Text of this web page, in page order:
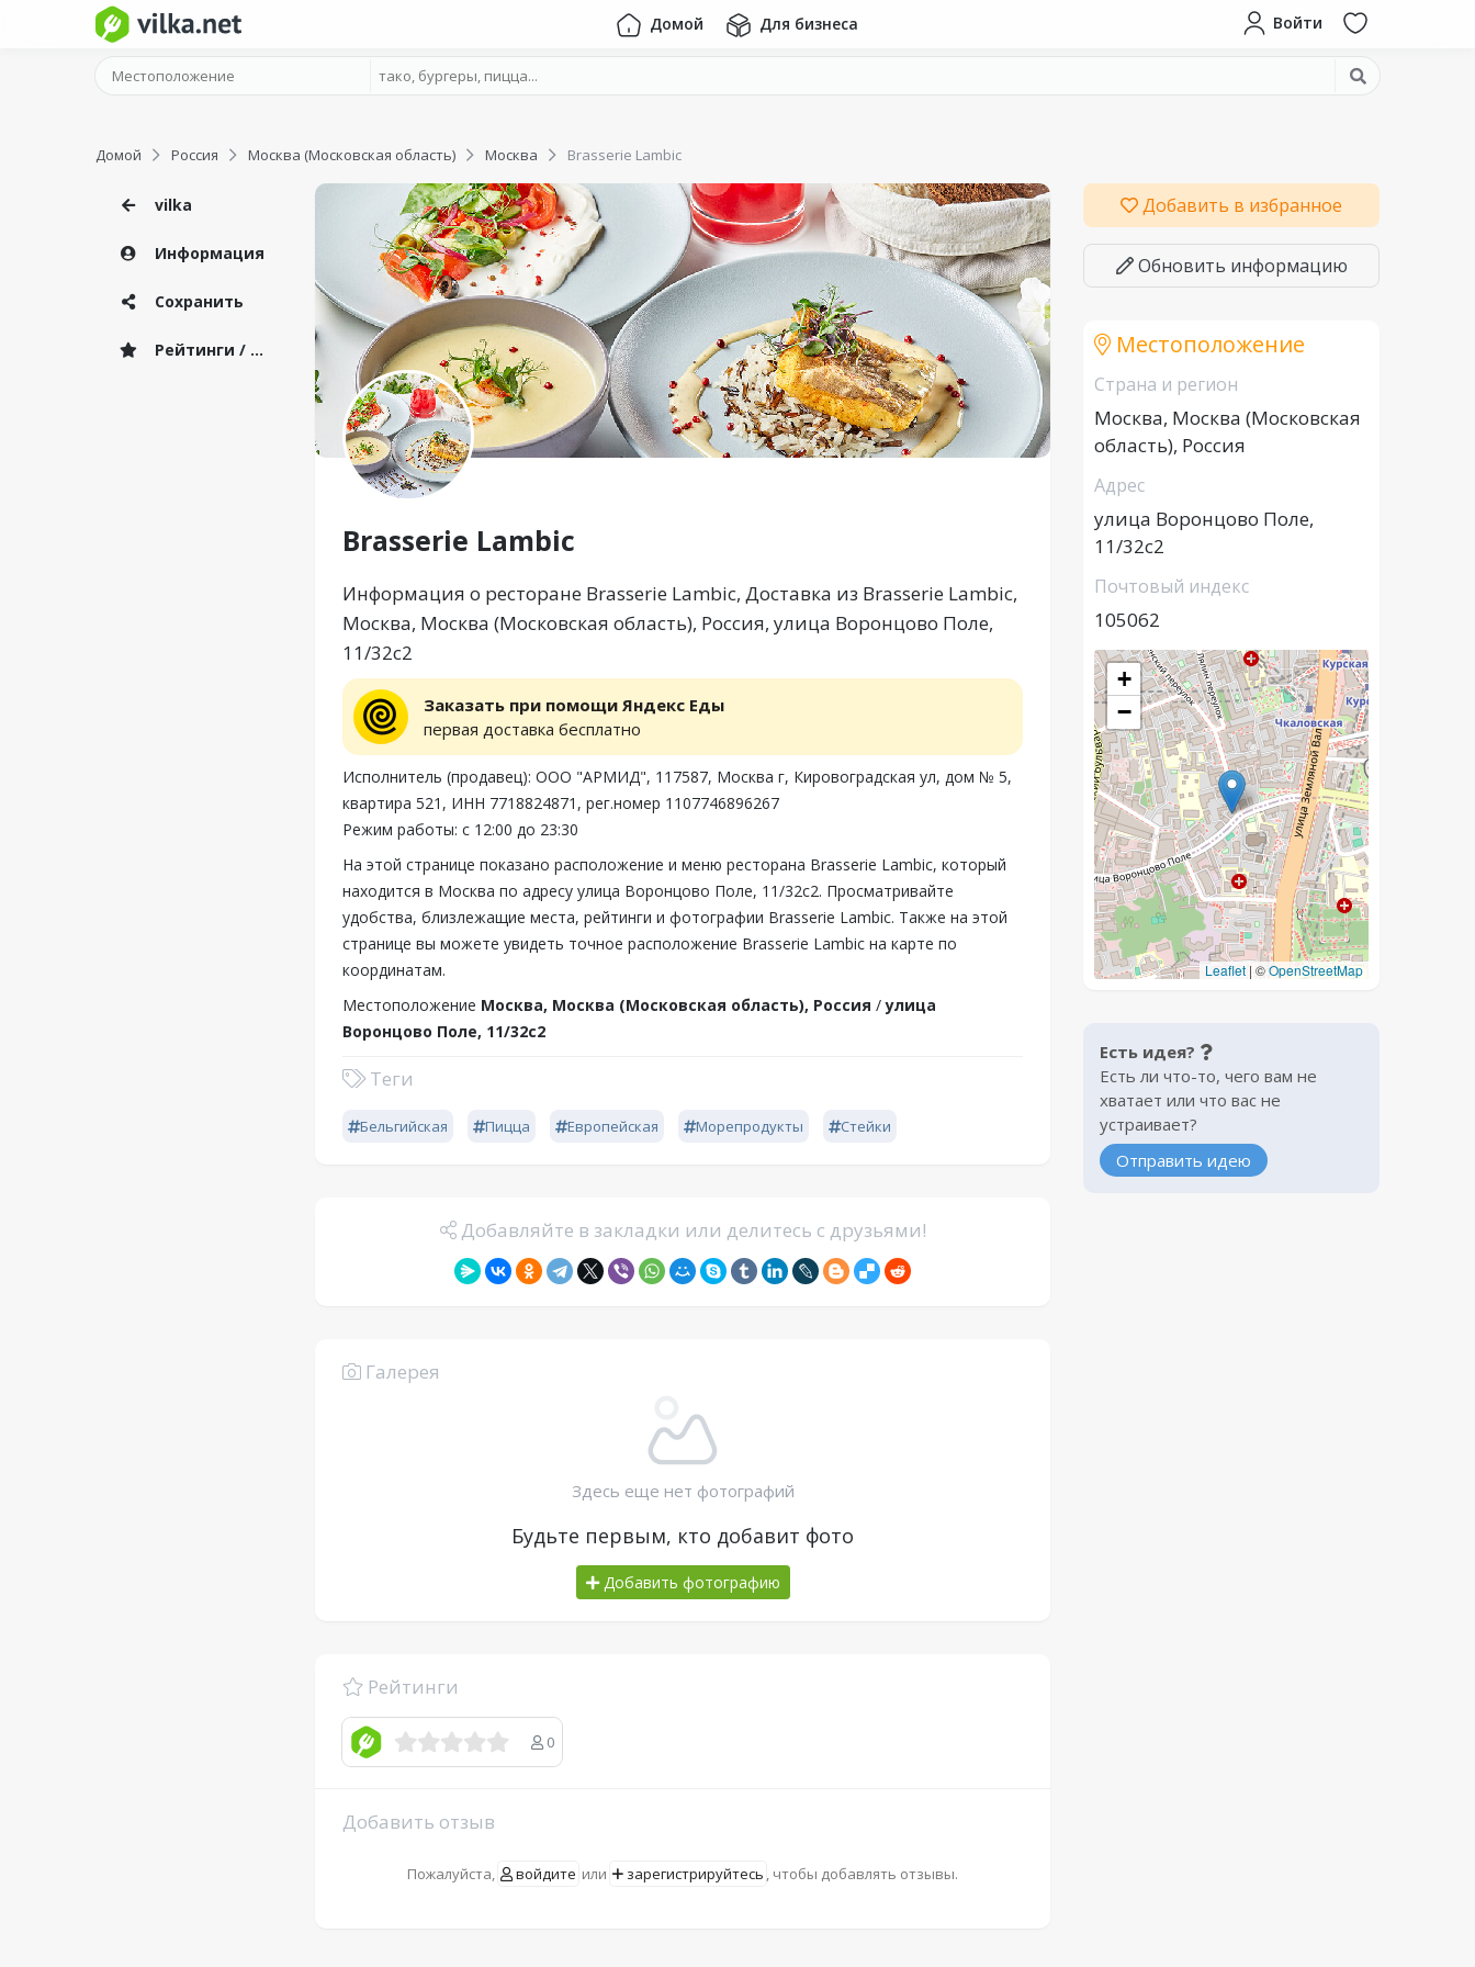
Домой Для бизнеса Войти
Домой Россия Москва (Московская область) Москва Brasserie Lambic
vilka
Информация
Сохранить
Рейтинги / Отзывы
Brasserie Lambic
Информация о ресторане Brasserie Lambic, Доставка из Brasserie Lambic,
Москва, Москва (Московская область), Россия, улица Воронцово Поле,
11/32с2
Заказать при помощи Яндекс Еды
первая доставка бесплатно
Исполнитель (продавец): ООО "АРМИД", 117587, Москва г, Кировоградская ул, дом № 5,
квартира 521, ИНН 7718824871, рег.номер 1107746896267
Режим работы: с 12:00 до 23:30
На этой странице показано расположение и меню ресторана Brasserie Lambic, который
находится в Москва по адресу улица Воронцово Поле, 11/32с2. Просматривайте
удобства, близлежащие места, рейтинги и фотографии Brasserie Lambic. Также на этой
странице вы можете увидеть точное расположение Brasserie Lambic на карте по
координатам.
Местоположение Москва, Москва (Московская область), Россия /улица
Воронцово Поле, 11/32с2
Теги
Бельгийская Пицца Европейская Морепродукты Стейки
Добавляйте в закладки или делитесь с друзьями!
Галерея
Здесь еще нет фотографий
Будьте первым, кто добавит фото
Добавить фотографию
Рейтинги
0
Добавить отзыв
Пожалуйста, войдите или зарегистрируйтесь , чтобы добавлять отзывы.
Добавить в избранное
Обновить информацию
Местоположение
Страна и регион
Москва, Москва (Московская
область), Россия
Адрес
улица Воронцово Поле,
11/32с2
Почтовый индекс
105062
+
−
Leaflet |©OpenStreetMap
Есть идея?
Есть ли что-то, чего вам не
хватает или что вас не
устраивает?
Отправить идею